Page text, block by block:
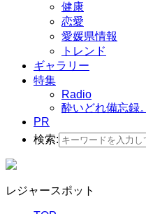
健康
恋愛
愛媛県情報
トレンド
ギャラリー
特集
Radio
酔いどれ備忘録。
PR
検索:
レジャースポット